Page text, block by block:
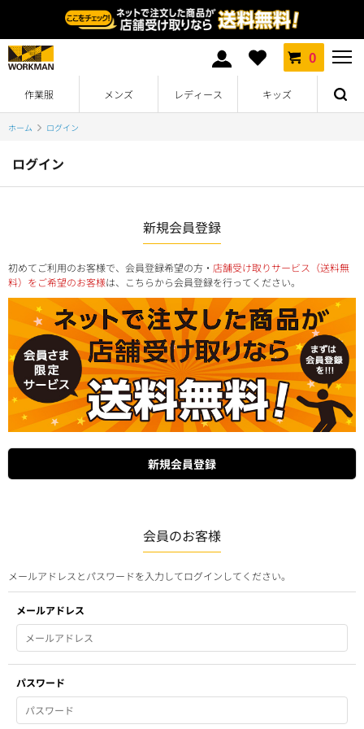
0
作業服 メンズ レディース キッズ
ホーム ログイン
ログイン
新規会員登録
初めてご利用のお客様で、会員登録希望の方・ 店舗受け取りサービス（送料無
料）をご希望のお客様は、こちらから会員登録を行ってください。
会員のお客様
メールアドレスとパスワードを入力してログインしてください。
メールアドレス
パスワード